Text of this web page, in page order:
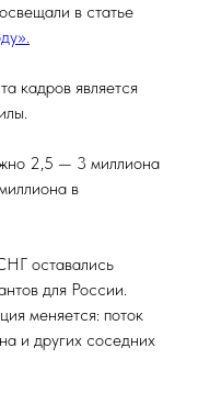
в статье
кадров является
2,5 — 3 миллиона
в
оставались
для России.
меняется: поток
и других соседних